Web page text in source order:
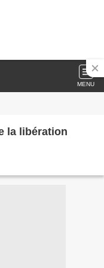
MENU
la libération